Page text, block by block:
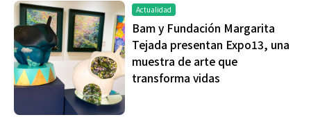
Actualidad
Bam y Fundación Margarita
Tejada presentan Expo13, una
muestra de arte que
transforma vidas